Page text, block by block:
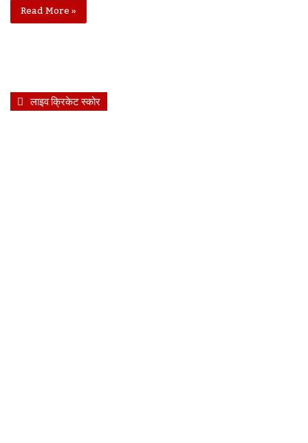
Read More »
लाइव क्रिकेट स्कोर